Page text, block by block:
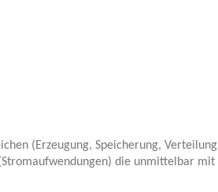
(Erzeugung, Speicherung, Verteilung
die unmittelbar mit